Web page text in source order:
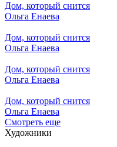
Дом, который снится
Ольга Енаева
Дом, который снится
Ольга Енаева
Дом, который снится
Ольга Енаева
Дом, который снится
Ольга Енаева
Смотреть еще
Художники